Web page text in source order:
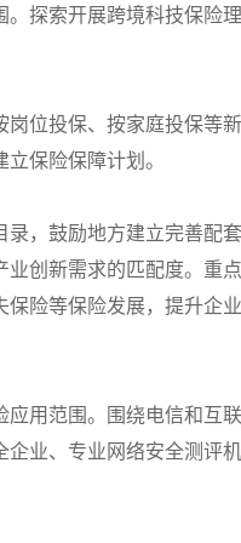
探索开展跨境科技保险
位投保、按家庭投保等
保险保障计划。
，鼓励地方建立完善配
创新需求的匹配度。重
险等保险发展，提升企
用范围。围绕电信和互
业、专业网络安全测评